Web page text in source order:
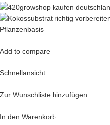
Add to compare
Schnellansicht
Zur Wunschliste hinzufügen
In den Warenkorb